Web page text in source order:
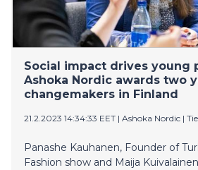
Social impact drives young
Ashoka Nordic awards two
changemakers in Finland
21.2.2023 14:34:33 EET | Ashoka Nordic |
Panashe Kauhanen, Founder of
Fashion show and Maija